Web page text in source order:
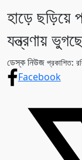
হাড়ে ছড়িয়ে
যন্ত্রণায়
ডেস্ক নিউজ প্রকাশিত:
Facebook